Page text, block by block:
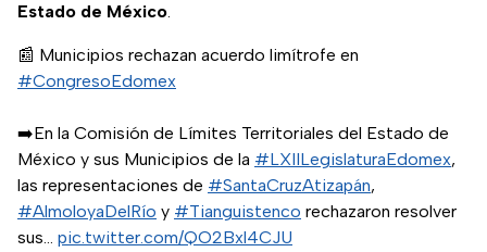
Estado de México.
📰 Municipios rechazan acuerdo limítrofe en
#CongresoEdomex
➡️En la Comisión de Límites Territoriales del Estado de
México y sus Municipios de la #LXIILegislaturaEdomex,
las representaciones de #SantaCruzAtizapán,
#AlmoloyaDelRío y #Tianguistenco rechazaron resolver
sus… pic.twitter.com/QO2Bxl4CJU